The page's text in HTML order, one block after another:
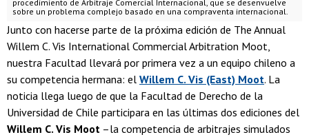
procedimiento de Arbitraje Comercial Internacional, que se desenvuelve
sobre un problema complejo basado en una compraventa internacional.
Junto con hacerse parte de la próxima edición de The Annual
Willem C. Vis International Commercial Arbitration Moot,
nuestra Facultad llevará por primera vez a un equipo chileno a
su competencia hermana: el Willem C. Vis (East) Moot. La
noticia llega luego de que la Facultad de Derecho de la
Universidad de Chile participara en las últimas dos ediciones del
Willem C. Vis Moot –la competencia de arbitrajes simulados